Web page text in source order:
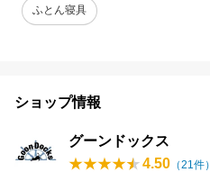
ふとん寝具
ショップ情報
グーンドックス
4.50 （21 件）